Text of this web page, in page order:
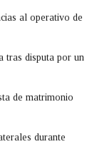
al operativo de
tras disputa por un
de matrimonio
durante